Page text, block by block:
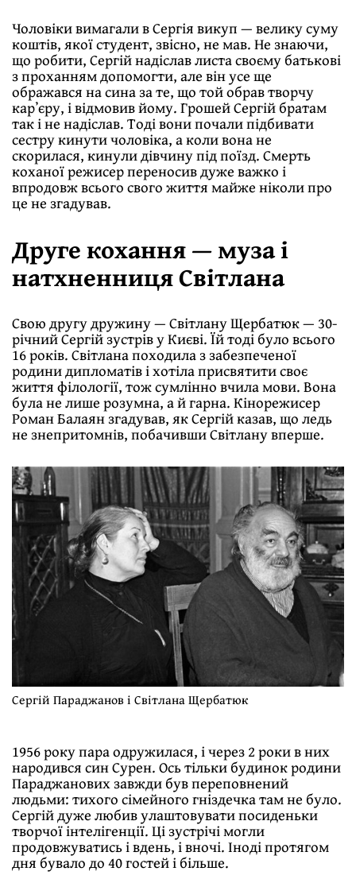
Чоловіки вимагали в Сергія викуп — велику суму
коштів, якої студент, звісно, не мав. Не знаючи,
що робити, Сергій надіслав листа своєму батькові
з проханням допомогти, але він усе ще
ображався на сина за те, що той обрав творчу
карʼєру, і відмовив йому. Грошей Сергій братам
так і не надіслав. Тоді вони почали підбивати
сестру кинути чоловіка, а коли вона не
скорилася, кинули дівчину під поїзд. Смерть
коханої режисер переносив дуже важко і
впродовж всього свого життя майже ніколи про
це не згадував.
Друге кохання — муза і
натхненниця Світлана
Свою другу дружину — Світлану Щербатюк — 30-
річний Сергій зустрів у Києві. Їй тоді було всього
16 років. Світлана походила з забезпеченої
родини дипломатів і хотіла присвятити своє
життя філології, тож сумлінно вчила мови. Вона
була не лише розумна, а й гарна. Кінорежисер
Роман Балаян згадував, як Сергій казав, що ледь
не знепритомнів, побачивши Світлану вперше.
Сергій Параджанов і Світлана Щербатюк
1956 року пара одружилася, і через 2 роки в них
народився син Сурен. Ось тільки будинок родини
Параджанових завжди був переповнений
людьми: тихого сімейного гніздечка там не було.
Сергій дуже любив улаштовувати посиденьки
творчої інтелігенції. Ці зустрічі могли
продовжуватись і вдень, і вночі. Іноді протягом
дня бувало до 40 гостей і більше.